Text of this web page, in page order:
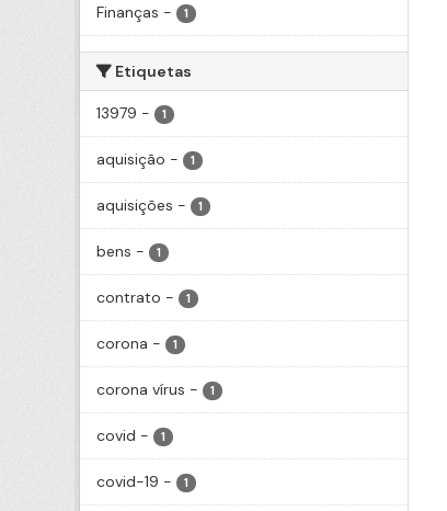
Finanças - 1
Etiquetas
13979 - 1
aquisição - 1
aquisições - 1
bens - 1
contrato - 1
corona - 1
corona vírus - 1
covid - 1
covid-19 - 1